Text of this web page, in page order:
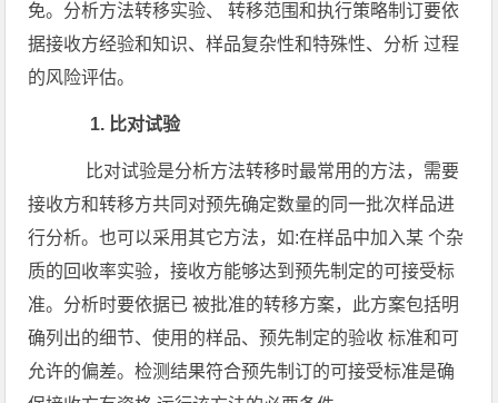
免。分析方法转移实验、 转移范围和执行策略制订要依
据接收方经验和知识、样品复杂性和特殊性、分析 过程
的风险评估。
1. 比对试验
比对试验是分析方法转移时最常用的方法，需要
接收方和转移方共同对预先确定数量的同一批次样品进
行分析。也可以采用其它方法，如:在样品中加入某 个杂
质的回收率实验，接收方能够达到预先制定的可接受标
准。分析时要依据已 被批准的转移方案，此方案包括明
确列出的细节、使用的样品、预先制定的验收 标准和可
允许的偏差。检测结果符合预先制订的可接受标准是确